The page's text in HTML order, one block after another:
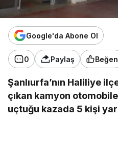
Google'da Abone Ol
0 Paylaş Beğen
Şanlıurfa’nın Haliliye
çıkan kamyon
uçtuğu kazada 5 kişi